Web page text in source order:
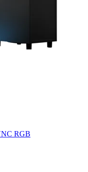
RGB